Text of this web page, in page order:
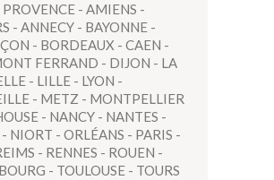
- AMIENS -
- ANNECY - BAYONNE -
- BORDEAUX - CAEN -
FERRAND - DIJON - LA
- LILLE - LYON -
- METZ - MONTPELLIER
- NANCY - NANTES -
- NIORT - ORLÉANS - PARIS -
- RENNES - ROUEN -
- TOULOUSE - TOURS